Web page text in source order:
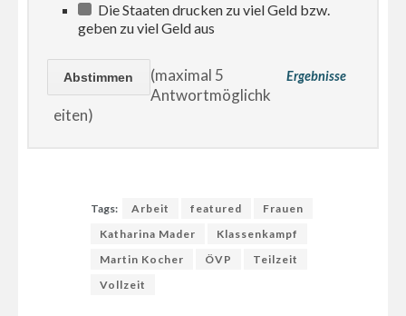
Die Staaten drucken zu viel Geld bzw.
geben zu viel Geld aus
Ergebnisse
(maximal 5
Antwortmöglichk
eiten)
Tags: Arbeit featured
Frauen
Katharina Mader
Klassenkampf
Martin Kocher
ÖVP
Teilzeit
Vollzeit